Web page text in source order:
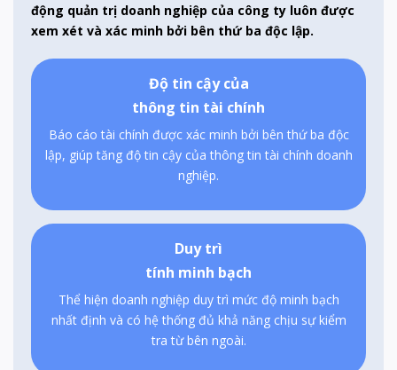
động quản trị doanh nghiệp của công ty luôn được
xem xét và xác minh bởi bên thứ ba độc lập.
Độ tin cậy của
thông tin tài chính
Báo cáo tài chính được xác minh bởi bên thứ ba độc
lập, giúp tăng độ tin cậy của thông tin tài chính doanh
nghiệp.
Duy trì
tính minh bạch
Thể hiện doanh nghiệp duy trì mức độ minh bạch
nhất định và có hệ thống đủ khả năng chịu sự kiểm
tra từ bên ngoài.